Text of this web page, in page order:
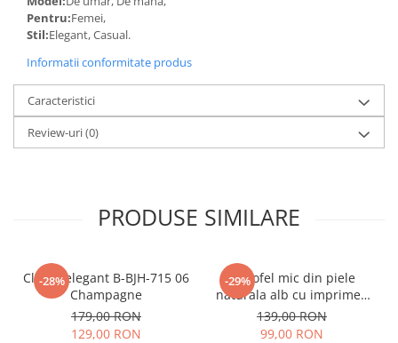
Pentru:Femei,
Stil:Elegant, Casual.
Informatii conformitate produs
Caracteristici
Review-uri(0)
PRODUSE SIMILARE
-28%
Clutch elegant B-BJH-715 06
Champagne
179,00 RON
129,00 RON
-29%
Portofel mic din piele
naturala alb cu imprimeu
B-8912 07
139,00 RON
99,00 RON